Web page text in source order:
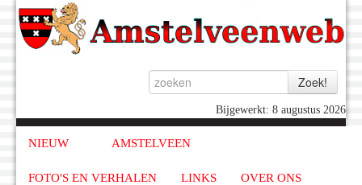
Bijgewerkt: 8 augustus 2026
NIEUW AMSTELVEEN
FOTO'S EN VERHALEN LINKS OVER ONS